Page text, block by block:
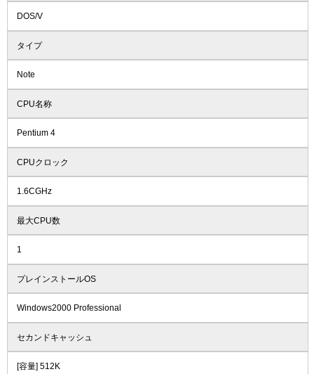
DOS/V
タイプ
Note
CPU名称
Pentium 4
CPUクロック
1.6CGHz
最大CPU数
1
プレインストールOS
Windows2000 Professional
セカンドキャッシュ
[容量] 512K